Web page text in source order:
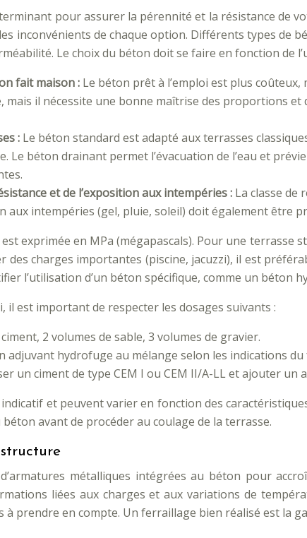
pour assurer la pérennité et la résistance de
inconvénients de chaque option. Différents types de
Le choix du béton doit se faire en fonction
fait maison : Le béton prêt à l’emploi est plus
mais il nécessite une bonne maîtrise des proportions
: Le béton standard est adapté aux terrasses
Le béton drainant permet l’évacuation de l’eau et
et de l’exposition aux intempéries : La classe de
aux intempéries (gel, pluie, soleil) doit également être
exprimée en MPa (mégapascals). Pour une
charges importantes (piscine, jacuzzi), il est
l’utilisation d’un béton spécifique, comme un béton
est important de respecter les dosages suivants :
2 volumes de sable, 3 volumes de gravier.
adjuvant hydrofuge au mélange selon les indications du
un ciment de type CEM I ou CEM II/A-LL et ajouter
et peuvent varier en fonction des
avant de procéder au coulage de la terrasse.
métalliques intégrées au béton pour
liées aux charges et aux variations de
à prendre en compte. Un ferraillage bien réalisé est la